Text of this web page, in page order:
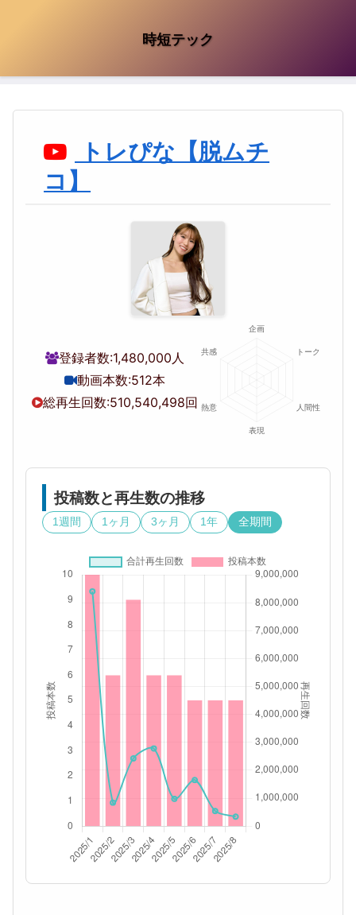
時短テック
トレぴな【脱ムチ
コ】
登録者数:1,480,000人
動画本数:512本
総再生回数:510,540,498回
投稿数と再生数の推移
1週間 1ヶ月 3ヶ月 1年 全期間